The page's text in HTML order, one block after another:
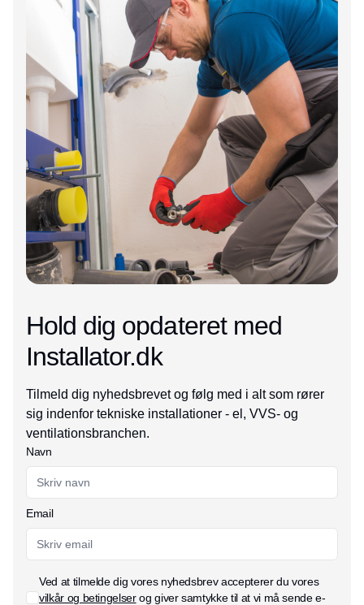
Hold dig opdateret med
Installator.dk
Tilmeld dig nyhedsbrevet og følg med i alt som rører
sig indenfor tekniske installationer - el, VVS- og
ventilationsbranchen.
Navn
Email
Ved at tilmelde dig vores nyhedsbrev accepterer du vores
vilkår og betingelserog giver samtykke til at vi må sende e-